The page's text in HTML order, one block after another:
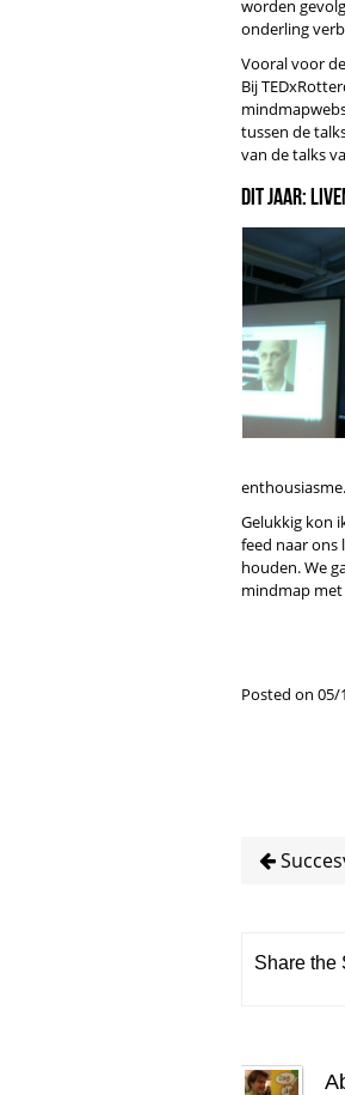
worden
onderling
Vooral voor
Bij
tussen de
van de talks
Dit jaar:
enthousiasme.
Gelukkig kon
feed naar ons
houden. We
mindmap
Posted on 05/
Share the